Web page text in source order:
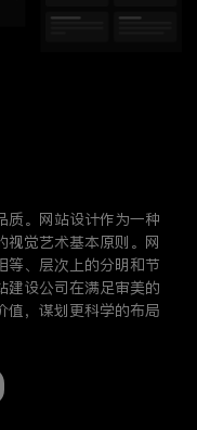
质。网站设计作为一种
视觉艺术基本原则。网
等、层次上的分明和节
建设公司在满足审美的
值，谋划更科学的布局